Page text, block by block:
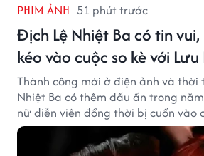
PHIM ẢNH 51 phút trước
Địch Lệ Nhiệt Ba có tin
kéo vào cuộc so kè với
Thành công mới ở điện ảnh và
Nhiệt Ba có thêm dấu ấn trong
nữ diễn viên đồng thời bị cuốn vào
Lưu Diệc Phi dù hai ngôi sao